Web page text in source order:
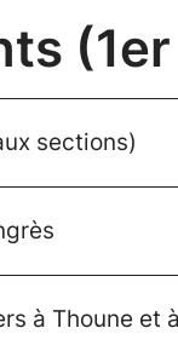
sections)
à Thoune et